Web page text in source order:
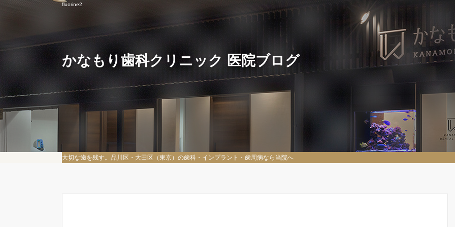
fluorine2
かなもり歯科クリニック 医院ブログ
大切な歯を残す。品川区・大田区（東京）の歯科・インプラント・歯周病なら当院へ